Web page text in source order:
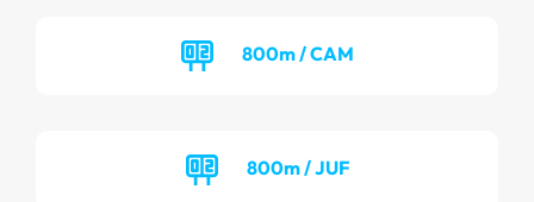
800m / CAM
800m / JUF